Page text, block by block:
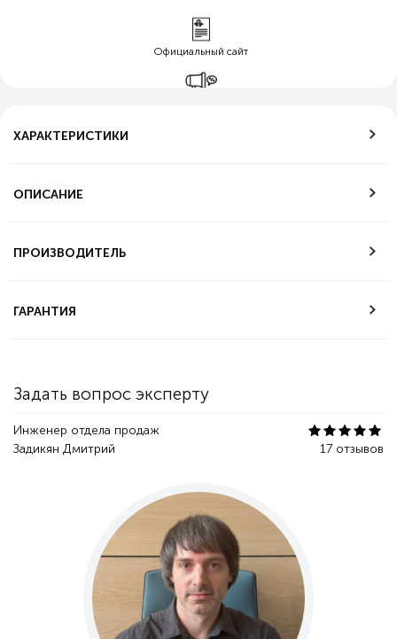
Официальный сайт
Задать вопрос эксперту
Инженер отдела продаж
Задикян Дмитрий
17 отзывов
ХАРАКТЕРИСТИКИ
ОПИСАНИЕ
ПРОИЗВОДИТЕЛЬ
ГАРАНТИЯ